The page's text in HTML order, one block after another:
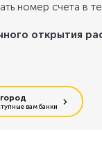
номер счета в
открытия
вам банки